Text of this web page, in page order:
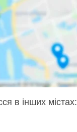
в інших містах: